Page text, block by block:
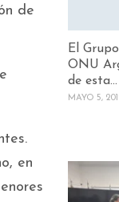
de
en
El
ONU
de esta...
MAYO 5,